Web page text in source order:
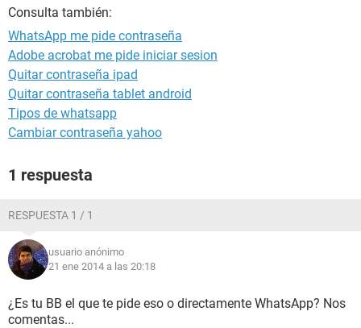
Consulta también:
WhatsApp me pide contraseña
Adobe acrobat me pide iniciar sesion
Quitar contraseña ipad
Quitar contraseña tablet android
Tipos de whatsapp
Cambiar contraseña yahoo
1 respuesta
RESPUESTA 1 / 1
usuario anónimo
21 ene 2014 a las 20:18
¿Es tu BB el que te pide eso o directamente WhatsApp? Nos
comentas...